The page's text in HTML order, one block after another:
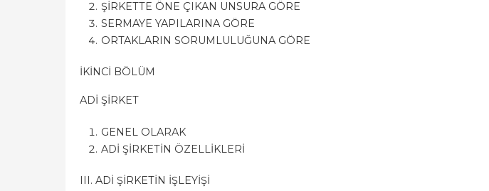
ŞİRKETTE ÖNE ÇIKAN UNSURA GÖRE
SERMAYE YAPILARINA GÖRE
ORTAKLARIN SORUMLULUĞUNA GÖRE
İKİNCİ BÖLÜM
ADİ ŞİRKET
GENEL OLARAK
ADİ ŞİRKETİN ÖZELLİKLERİ
III. ADİ ŞİRKETİN İŞLEYİŞİ